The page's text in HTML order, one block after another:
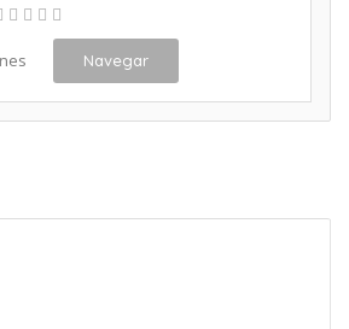
Navegar